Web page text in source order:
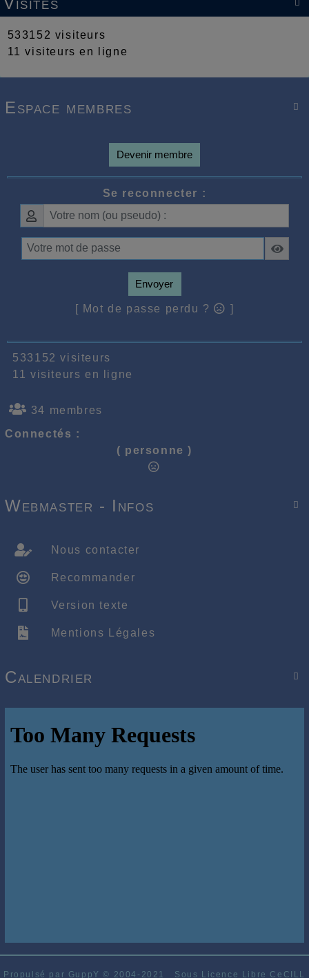

533152 visiteurs
11 visiteurs en ligne

Espace membres
Devenir membre
Se reconnecter :
Envoyer
[ Mot de passe perdu ? ]
533152 visiteurs
11 visiteurs en ligne
34 membres
Connectés :
( personne )

Webmaster - Infos
Nous contacter
Recommander
Version texte
Mentions Légales

Calendrier
Propulsé par GuppY© 2004-2021 Sous Licence Libre CeCILL